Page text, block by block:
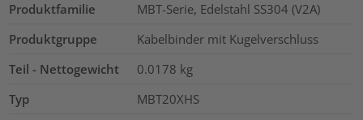
Produktfamilie
MBT-Serie, Edelstahl SS304 (V2A)
Produktgruppe
Kabelbinder mit Kugelverschluss
Teil - Nettogewicht
0.0178 kg
Typ
MBT20XHS